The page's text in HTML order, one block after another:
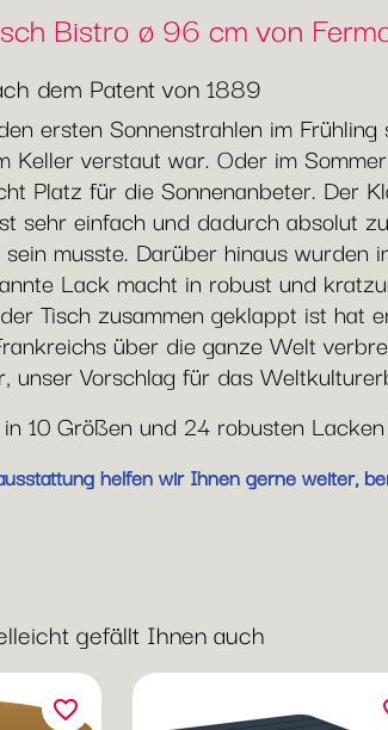
Bistro ø 96 cm von
dem Patent von 1889
ersten Sonnenstrahlen im
verstaut war. Oder im
Platz für die Sonnenanbeter. Der
sehr einfach und dadurch absolut
musste. Darüber hinaus wurden
Lack macht in robust und
Tisch zusammen geklappt ist hat
über die ganze Welt
Vorschlag für das
10 Größen und 24 robusten
helfen wir Ihnen gerne weiter,
gefällt Ihnen auch
favorite_border